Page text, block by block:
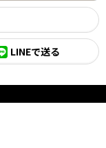
LINEで送る